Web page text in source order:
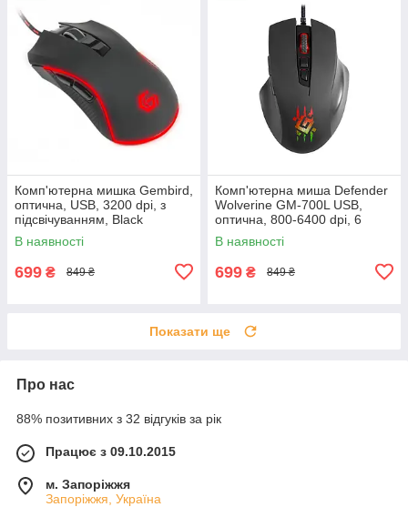
Комп'ютерна мишка Gembird,
оптична, USB, 3200 dpi, з
підсвічуванням, Black
В наявності
699 ₴ 849 ₴
Комп'ютерна миша Defender
Wolverine GM-700L USB,
оптична, 800-6400 dpi, 6
кнопок, RGB підсвітка 14
режимів чорна
В наявності
699 ₴ 849 ₴
Показати ще
Про нас
88% позитивних з 32 відгуків за рік
Працює з 09.10.2015
м. Запоріжжя
Запоріжжя, Україна